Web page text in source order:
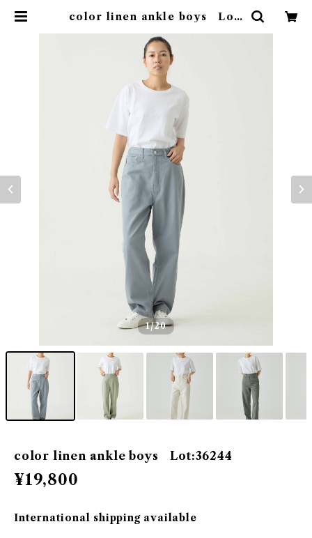
color linen ankle boys Lot:
tore
1/20
color linen ankle boys Lot:36244
¥19,800
International shipping available